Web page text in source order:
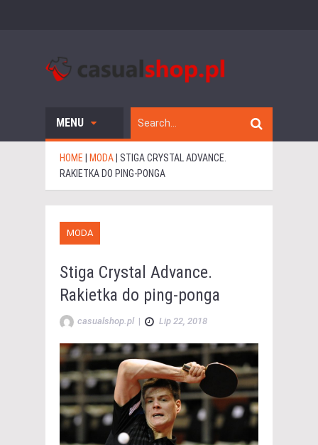
MENU
HOME MODA STIGA CRYSTAL ADVANCE.
RAKIETKA DO PING-PONGA
MODA
Stiga Crystal Advance.
Rakietka do ping-ponga
casualshop.pl | Lip 22, 2018